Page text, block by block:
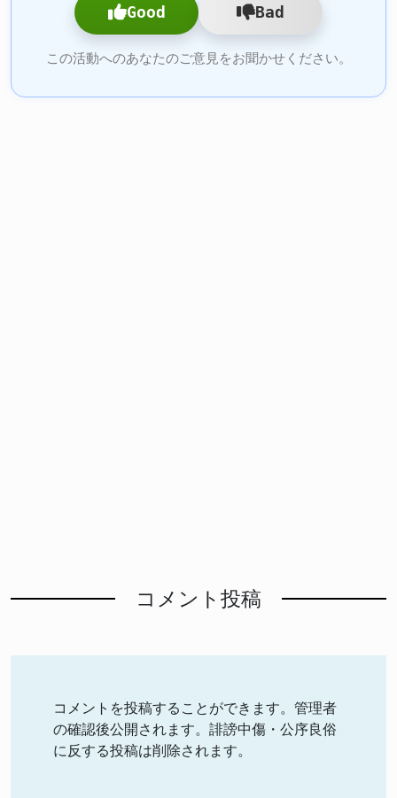
Good Bad
この活動へのあなたのご意見をお聞かせください。
コメント投稿
コメントを投稿することができます。管理者
の確認後公開されます。誹謗中傷・公序良俗
に反する投稿は削除されます。